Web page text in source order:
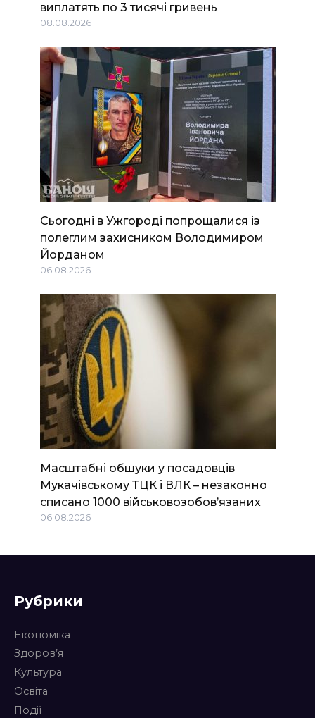
виплатять по 3 тисячі гривень
08.08.2026
Сьогодні в Ужгороді попрощалися із
полеглим захисником Володимиром
Йорданом
06.08.2026
Масштабні обшуки у посадовців
Мукачівському ТЦК і ВЛК – незаконно
списано 1000 військовозобов’язаних
06.08.2026
Рубрики
Економіка
Здоров’я
Культура
Освіта
Події